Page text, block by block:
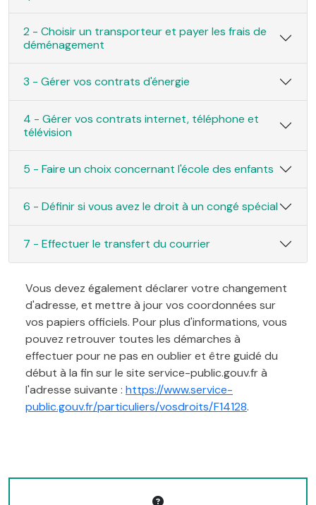
2 - Choisir un transporteur et payer les frais de
déménagement
3 - Gérer vos contrats d'énergie
4 - Gérer vos contrats internet, téléphone et
télévision
5 - Faire un choix concernant l'école des enfants
6 - Définir si vous avez le droit à un congé spécial
7 - Effectuer le transfert du courrier
Vous devez également déclarer votre changement
d'adresse, et mettre à jour vos coordonnées sur
vos papiers officiels. Pour plus d'informations, vous
pouvez retrouver toutes les démarches à
effectuer pour ne pas en oublier et être guidé du
début à la fin sur le site service-public.gouv.fr à
l'adresse suivante : https://www.service-
public.gouv.fr/particuliers/vosdroits/F14128.